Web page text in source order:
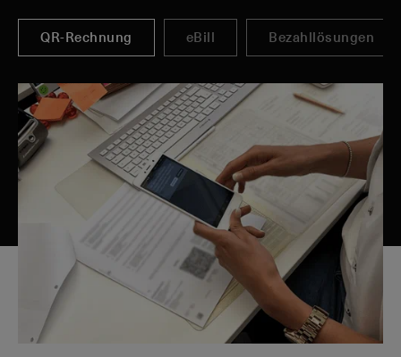
a
QR-Rechnung eBill Bezahllösungen